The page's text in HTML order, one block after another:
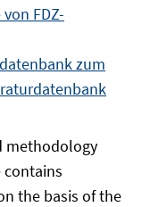
FDZ-
zum
methodology
contains
the basis of the